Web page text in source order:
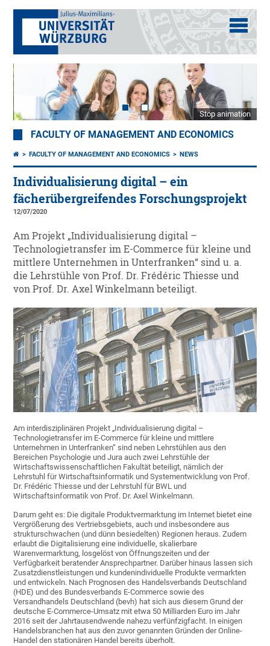
Stop animation
FACULTY OF MANAGEMENT AND ECONOMICS
FACULTY OF MANAGEMENT AND ECONOMICS NEWS
Individualisierung digital – ein
fächerübergreifendes Forschungsprojekt
12/07/2020
Am Projekt „Individualisierung digital –
Technologietransfer im E-Commerce für kleine und
mittlere Unternehmen in Unterfranken“ sind u. a.
die Lehrstühle von Prof. Dr. Frédéric Thiesse und
von Prof. Dr. Axel Winkelmann beteiligt.
Am interdisziplinären Projekt „Individualisierung digital –
Technologietransfer im E-Commerce für kleine und mittlere
Unternehmen in Unterfranken“ sind neben Lehrstühlen aus den
Bereichen Psychologie und Jura auch zwei Lehrstühle der
Wirtschaftswissenschaftlichen Fakultät beteiligt, nämlich der
Lehrstuhl für Wirtschaftsinformatik und Systementwicklung von Prof.
Dr. Frédéric Thiesse und der Lehrstuhl für BWL und
Wirtschaftsinformatik von Prof. Dr. Axel Winkelmann.
Darum geht es: Die digitale Produktvermarktung im Internet bietet eine
Vergrößerung des Vertriebsgebiets, auch und insbesondere aus
strukturschwachen (und dünn besiedelten) Regionen heraus. Zudem
erlaubt die Digitalisierung eine individuelle, skalierbare
Warenvermarktung, losgelöst von Öffnungszeiten und der
Verfügbarkeit beratender Ansprechpartner. Darüber hinaus lassen sich
Zusatzdienstleistungen und kundenindividuelle Produkte vermarkten
und entwickeln. Nach Prognosen des Handelsverbands Deutschland
(HDE) und des Bundesverbands E-Commerce sowie des
Versandhandels Deutschland (bevh) hat sich aus diesem Grund der
deutsche E-Commerce-Umsatz mit etwa 50 Milliarden Euro im Jahr
2016 seit der Jahrtausendwende nahezu verfünfzigfacht. In einigen
Handelsbranchen hat aus den zuvor genannten Gründen der Online-
Handel den stationären Handel bereits überholt.